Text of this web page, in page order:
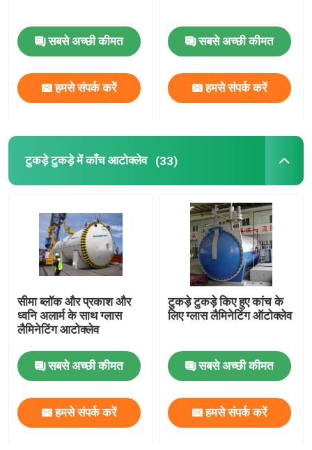
सबसे अच्छी कीमत
हमसे संपर्क करें
सबसे अच्छी कीमत
हमसे संपर्क करें
टुकड़े टुकड़े में काँच आटोक्लेव (33)
सीमा ब्लॉक और प्रकाश और
ध्वनि अलार्म के साथ ग्लास
लैमिनेटिंग आटोक्लेव
सबसे अच्छी कीमत
हमसे संपर्क करें
टुकड़े टुकड़े किए हुए कांच के
लिए ग्लास लैमिनेटिंग ऑटोक्लेव
सबसे अच्छी कीमत
हमसे संपर्क करें